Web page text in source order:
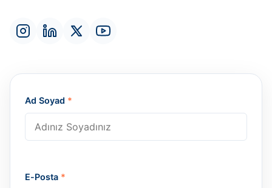
Ad Soyad *
E-Posta *